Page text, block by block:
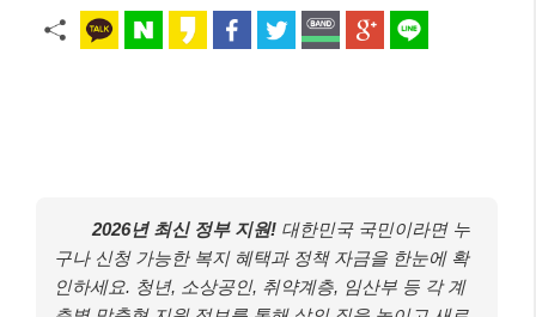
2026년 최신 정부 지원! 대한민국 국민이라면 누
구나 신청 가능한 복지 혜택과 정책 자금을 한눈에 확
인하세요. 청년, 소상공인, 취약계층, 임산부 등 각 계